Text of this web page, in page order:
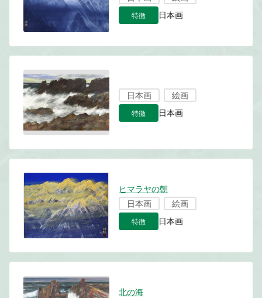
特徴 日本画
日本画 絵画
特徴 日本画
ヒマラヤの朝
日本画
絵画
特徴 日本画
北の海